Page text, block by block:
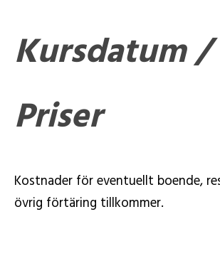
Kursdatum /
Priser
Kostnader för eventuellt boende,
övrig förtäring tillkommer.